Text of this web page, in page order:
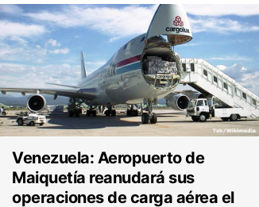
Venezuela: Aeropuerto de
Maiquetía reanudará sus
operaciones de carga aérea el